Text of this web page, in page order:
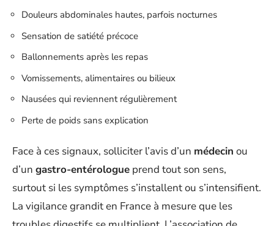
Douleurs abdominales hautes, parfois nocturnes
Sensation de satiété précoce
Ballonnements après les repas
Vomissements, alimentaires ou bilieux
Nausées qui reviennent régulièrement
Perte de poids sans explication
Face à ces signaux, solliciter l’avis d’un médecin ou
d’un gastro-entérologue prend tout son sens,
surtout si les symptômes s’installent ou s’intensifient.
La vigilance grandit en France à mesure que les